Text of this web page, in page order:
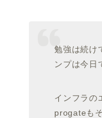
勉強は続け
ンプは今日
インフラの
progateも